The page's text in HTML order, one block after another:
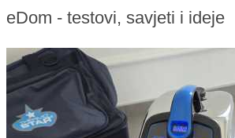
eDom - testovi, savjeti i ideje